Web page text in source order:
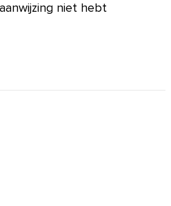
niet hebt